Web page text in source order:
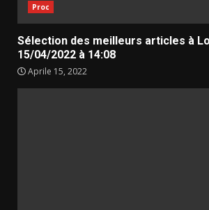
Proc
Sélection des meilleurs articles à
15/04/2022 à 14:08
Aprile 15, 2022